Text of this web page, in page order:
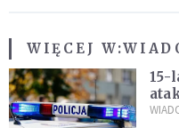
WIĘCEJ W:
15-